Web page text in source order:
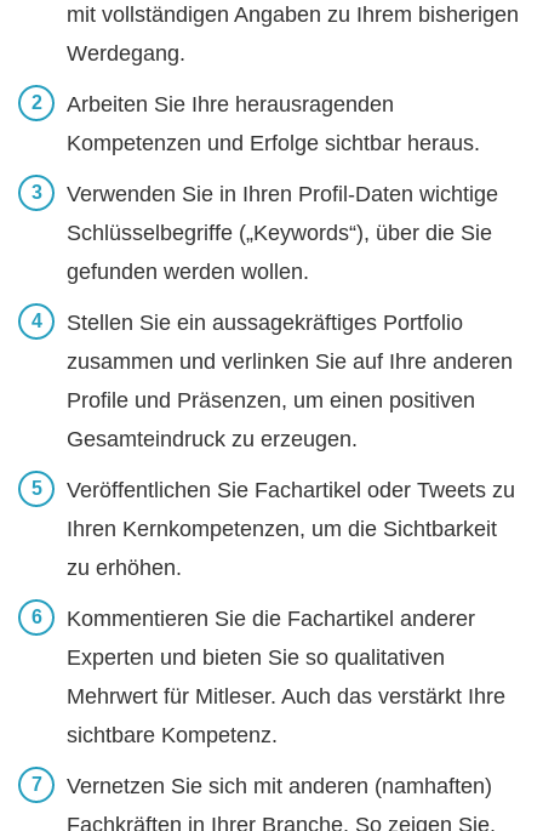
mit vollständigen Angaben zu Ihrem bisherigen
Werdegang.
Arbeiten Sie Ihre herausragenden
Kompetenzen und Erfolge sichtbar heraus.
Verwenden Sie in Ihren Profil-Daten wichtige
Schlüsselbegriffe („Keywords“), über die Sie
gefunden werden wollen.
Stellen Sie ein aussagekräftiges Portfolio
zusammen und verlinken Sie auf Ihre anderen
Profile und Präsenzen, um einen positiven
Gesamteindruck zu erzeugen.
Veröffentlichen Sie Fachartikel oder Tweets zu
Ihren Kernkompetenzen, um die Sichtbarkeit
zu erhöhen.
Kommentieren Sie die Fachartikel anderer
Experten und bieten Sie so qualitativen
Mehrwert für Mitleser. Auch das verstärkt Ihre
sichtbare Kompetenz.
Vernetzen Sie sich mit anderen (namhaften)
Fachkräften in Ihrer Branche. So zeigen Sie,